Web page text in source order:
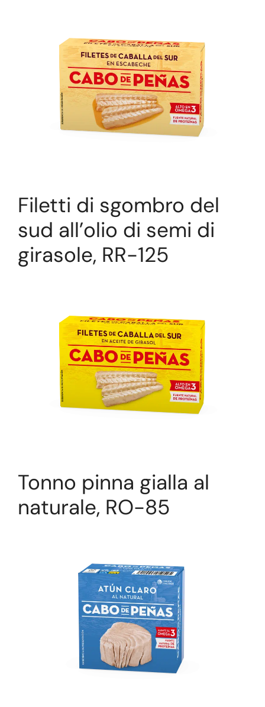
Filetti di sgombro del
sud all’olio di semi di
girasole, RR-125
Tonno pinna gialla al
naturale, RO-85